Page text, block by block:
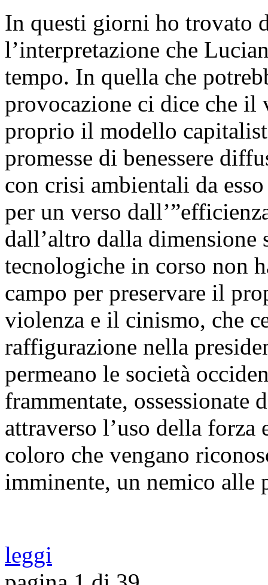
In questi giorni ho trovato
l’interpretazione che
tempo. In quella che
provocazione ci dice che il
proprio il modello
promesse di benessere
con crisi ambientali da
per un verso
dall’altro dalla
tecnologiche in corso non
campo per preservare il
violenza e il cinismo, che
raffigurazione nella
permeano le società
frammentate, ossessionate
attraverso l’uso della
coloro che vengano
imminente, un nemico alle
leggi